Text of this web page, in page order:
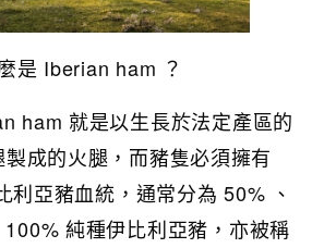
是 Iberian ham ？
ham 就是以生長於法定產區的
成的火腿，而豬隻必須擁有
利亞豬血統，通常分為 50% 、
純種伊比利亞豬，亦被稱